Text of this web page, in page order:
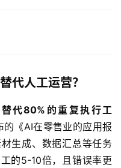
册
代人工运营？
代80%的重复执行工
《AI在零售业的应用报
生成、数据汇总等任务
的5-10倍，且错误率更